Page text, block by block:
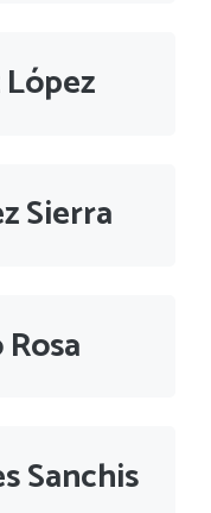
Sierra
Sanchis